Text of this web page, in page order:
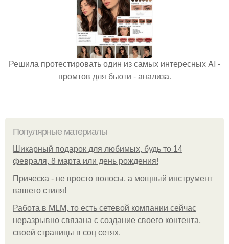
Решила протестировать один из самых интересных AI -
промтов для бьюти - анализа.
Популярные материалы
Шикарный подарок для любимых, будь то 14
февраля, 8 марта или день рождения!
Прическа - не просто волосы, а мощный инструмент
вашего стиля!
Работа в MLM, то есть сетевой компании сейчас
неразрывно связана с создание своего контента,
своей страницы в соц сетях.